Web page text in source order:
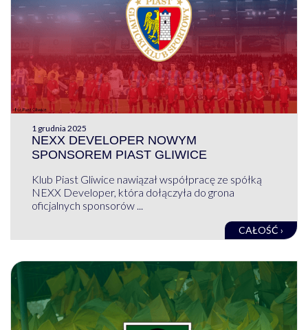
1 grudnia 2025
NEXX DEVELOPER NOWYM
SPONSOREM PIAST GLIWICE
Klub Piast Gliwice nawiązał współpracę ze spółką
NEXX Developer, która dołączyła do grona
oficjalnych sponsorów ...
CAŁOŚĆ ›